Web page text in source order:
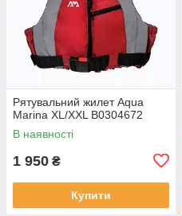
Рятувальний жилет Aqua
Marina XL/XXL B0304672
В наявності
1 950 ₴
Купити